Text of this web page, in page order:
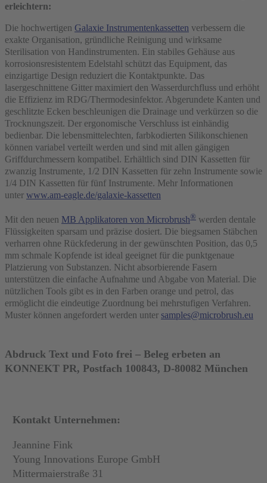
erleichtern:
Die hochwertigen Galaxie Instrumentenkassetten verbessern die
exakte Organisation, gründliche Reinigung und wirksame
Sterilisation von Handinstrumenten. Ein stabiles Gehäuse aus
korrosionsresistentem Edelstahl schützt das Equipment, das
einzigartige Design reduziert die Kontaktpunkte. Das
lasergeschnittene Gitter maximiert den Wasserdurchfluss und erhöht
die Effizienz im RDG/Thermodesinfektor. Abgerundete Kanten und
geschlitzte Ecken beschleunigen die Drainage und verkürzen so die
Trocknungszeit. Der ergonomische Verschluss ist einhändig
bedienbar. Die lebensmittelechten, farbkodierten Silikonschienen
können variabel verteilt werden und sind mit allen gängigen
Griffdurchmessern kompatibel. Erhältlich sind DIN Kassetten für
zwanzig Instrumente, 1/2 DIN Kassetten für zehn Instrumente sowie
1/4 DIN Kassetten für fünf Instrumente. Mehr Informationen
unter www.am-eagle.de/galaxie-kassetten
Mit den neuen MB Applikatoren von Microbrush® werden dentale
Flüssigkeiten sparsam und präzise dosiert. Die biegsamen Stäbchen
verharren ohne Rückfederung in der gewünschten Position, das 0,5
mm schmale Kopfende ist ideal geeignet für die punktgenaue
Platzierung von Substanzen. Nicht absorbierende Fasern
unterstützen die einfache Aufnahme und Abgabe von Material. Die
nützlichen Tools gibt es in den Farben orange und petrol, das
ermöglicht die eindeutige Zuordnung bei mehrstufigen Verfahren.
Muster können angefordert werden unter samples@microbrush.eu
Abdruck Text und Foto frei – Beleg erbeten an
KONNEKT PR, Postfach 100843, D-80082 München
Kontakt Unternehmen:
Jeannine Fink
Young Innovations Europe GmbH
Mittermaierstraße 31